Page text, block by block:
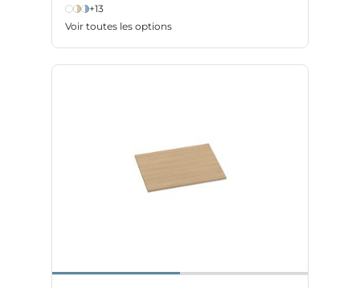
+13
Voir toutes les options